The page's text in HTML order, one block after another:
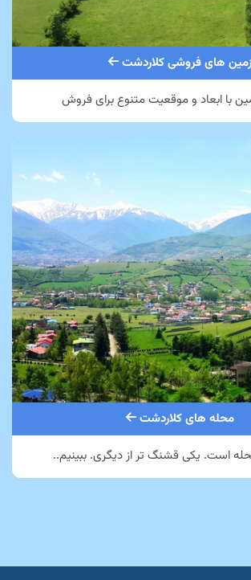
زمین های فروشی کلاردشت
با ابعاد و موقعیت متنوع برای فروش
محله های کلاردشت
است. یکی قشنگ تر از دیگری. ببینیم..